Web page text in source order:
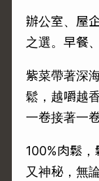
辦公室、屋
之選。早餐
紫菜帶著深
鬆，越嚼越
一卷接著一
100%肉鬆
又神秘，無